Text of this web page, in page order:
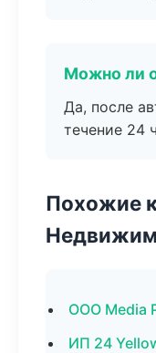
Можно ли
Да, после
течение 24
Похожие
ООО Media
ИП 24